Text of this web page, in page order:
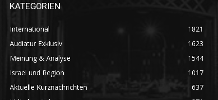
KATEGORIEN
International
1821
Audiatur Exklusiv
1623
Meinung & Analyse
1544
Israel und Region
1017
Aktuelle Kurznachrichten
637